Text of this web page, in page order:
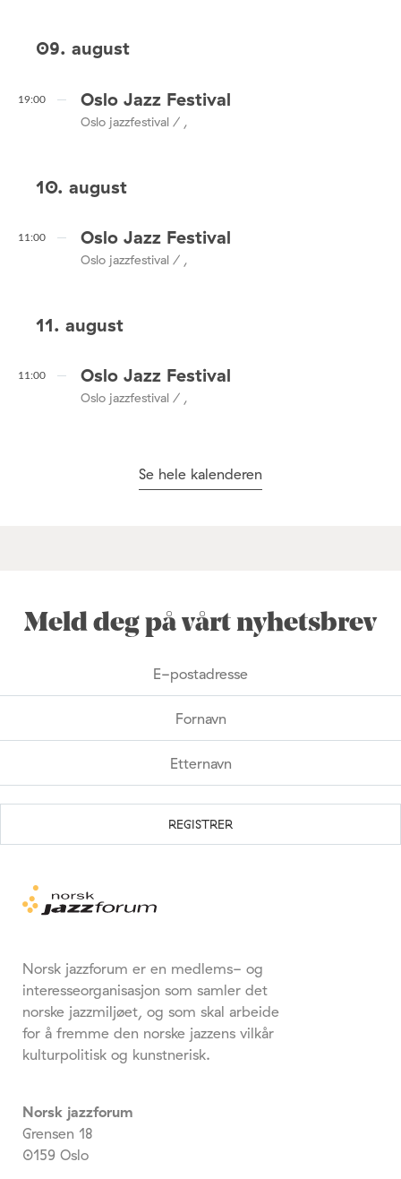
09. august
19:00 Oslo Jazz Festival
Oslo jazzfestival / ,
10. august
11:00 Oslo Jazz Festival
Oslo jazzfestival / ,
11. august
11:00 Oslo Jazz Festival
Oslo jazzfestival / ,
Se hele kalenderen
Meld deg på vårt nyhetsbrev
Norsk jazzforum er en medlems- og
interesseorganisasjon som samler det
norske jazzmiljøet, og som skal arbeide
for å fremme den norske jazzens vilkår
kulturpolitisk og kunstnerisk.
Norsk jazzforum
Grensen 18
0159 Oslo